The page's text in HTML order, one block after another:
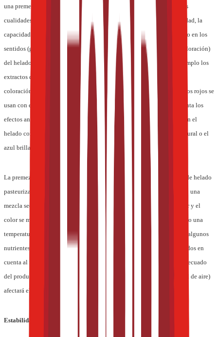
una premezcla, ya que se asegura así una distribución homogénea. Las
cualidades clave para los ingredientes de la premezcla son la solubilidad, la
capacidad de dispersión y la contribución mínima a un efecto negativo en los
sentidos (granulosidad, sensación en boca, sabor desagradable y decoloración)
del helado como producto final. Algunos extractos de hierbas, por ejemplo los
extractos de té, dejan un resabio amargo y pueden además aportar una
coloración amarronada. Los colores carmín natural y los sabores a frutos rojos se
usan con el extracto de té rojo y el licopeno en el helado que incrementa los
efectos antioxidantes, mientras que el color cúrcuma/clorofila se usa en el
helado con sabor a cactus. En cuanto a la salud ósea, se usa el azul natural o el
azul brillante, para reflejar el sabor a menta incorporado.
La premezcla de nutrientes puede agregarse directamente a la mezcla de helado
pasteurizada durante el batido, para asegurar una mezcla homogénea o una
mezcla seca antes del proceso de hidratación y calentamiento. El sabor y el
color se mezclan en la base para helado antes de su maduración a 5º C o una
temperatura menor. La base para helado tiene un contenido natural de algunos
nutrientes, por ejemplo, el calcio y la vitamina A que deberían ser tenidos en
cuenta al momento de la formulación para garantizar un etiquetado adecuado
del producto final. Además, la aireación del helado -overrun- (cantidad de aire)
afectará el nivel de nutrientes por porción.
Estabilidad y conservación